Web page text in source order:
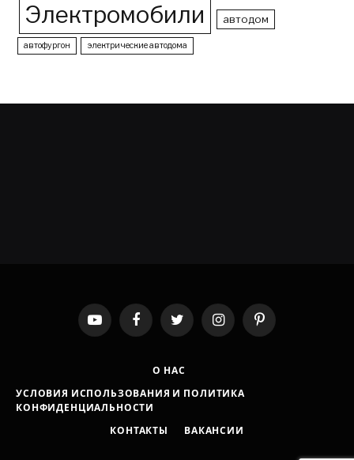
Электромобили автодом
автофургон электрические автодома
YouTubeFacebookTwitter InstagramPinterest
О НАС
УСЛОВИЯ ИСПОЛЬЗОВАНИЯ И ПОЛИТИКА
КОНФИДЕНЦИАЛЬНОСТИ
КОНТАКТЫ
ВАКАНСИИ